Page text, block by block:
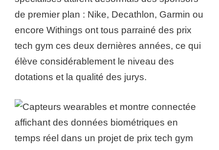
de premier plan : Nike, Decathlon, Garmin ou
encore Withings ont tous parrainé des prix
tech gym ces deux dernières années, ce qui
élève considérablement le niveau des
dotations et la qualité des jurys.